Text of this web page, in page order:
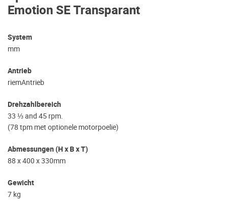
Emotion SE Transparant
System
mm
Antrieb
riemAntrieb
Drehzahlbereich
33 ⅓ and 45 rpm.
(78 tpm met optionele motorpoelie)
Abmessungen (H x B x T)
88 x 400 x 330mm
Gewicht
7 kg